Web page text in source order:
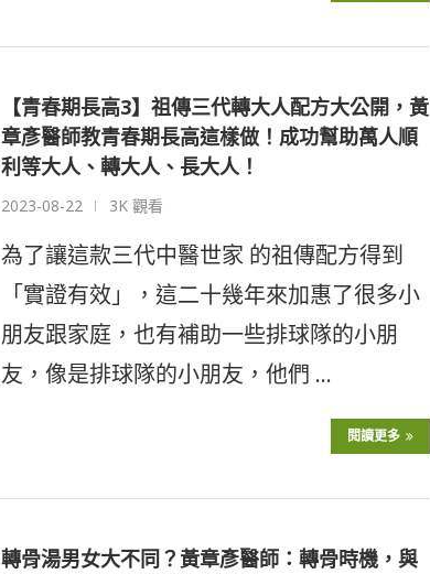
【青春期長高3】祖傳三代轉大人配方大公開，黃
章彥醫師教青春期長高這樣做！成功幫助萬人順
利等大人、轉大人、長大人！
2023-08-22 3K 觀看
為了讓這款三代中醫世家 的祖傳配方得到
「實證有效」，這二十幾年來加惠了很多小
朋友跟家庭，也有補助一些排球隊的小朋
友，像是排球隊的小朋友，他們 …
閱讀更多
轉骨湯男女大不同？黃章彥醫師：轉骨時機，與